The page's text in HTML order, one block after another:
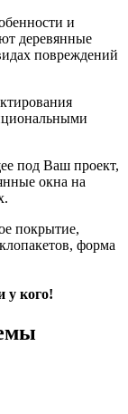
и
деревянные
повреждений
под Ваш проект,
окна на
покрытие,
форма
у кого!